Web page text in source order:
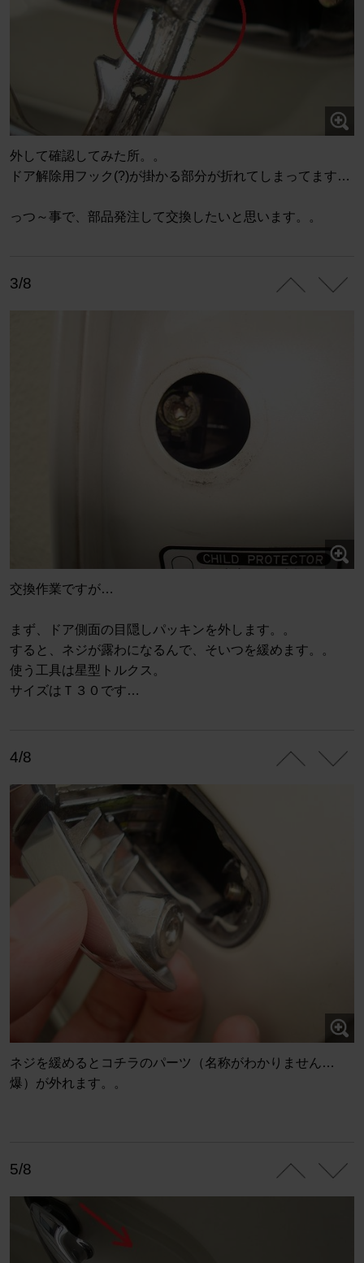
外して確認してみた所。。
ドア解除用フック(?)が掛かる部分が折れてしまってます…
っつ～事で、部品発注して交換したいと思います。。
3/8
交換作業ですが…
まず、ドア側面の目隠しパッキンを外します。。
すると、ネジが露わになるんで、そいつを緩めます。。
使う工具は星型トルクス。
サイズはＴ３０です…
4/8
ネジを緩めるとコチラのパーツ（名称がわかりません…
爆）が外れます。。
5/8